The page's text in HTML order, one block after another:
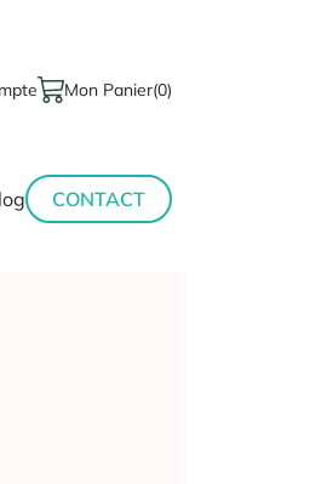
Mon Panier(0)
CONTACT